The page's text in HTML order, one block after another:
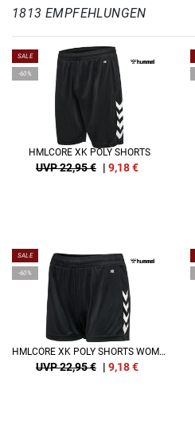
1813 EMPFEHLUNGEN
SALE
-60%
HMLCORE XK POLY SHORTS
UVP 22,95 € | 9,18€
SALE
-60%
HMLCORE XK POLY SHORTS WOMAN
UVP 22,95 € | 9,18€